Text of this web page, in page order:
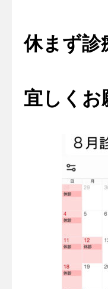
休まず診
宜しくお